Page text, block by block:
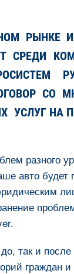
РЫНКЕ
СРЕДИ
СО
УСЛУГ НА
разного
авто будет
так и после
граждан